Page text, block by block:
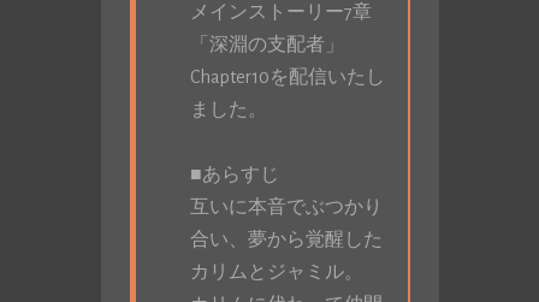
メインストーリー7章
「深淵の支配者」
Chapter10を配信いたし
ました。
■あらすじ
互いに本音でぶつかり
合い、夢から覚醒した
カリムとジャミル。